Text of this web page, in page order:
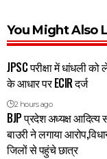
You Might Also
JPSC परीक्षा में धांधली
के आधार पर ECIR दर्ज
2 hours ago
BJP प्रदेश अध्यक्ष
बाउरी ने लगाया
जिलों से पहुंचे छात्र